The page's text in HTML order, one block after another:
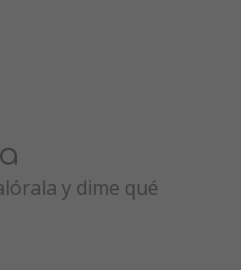
y dime qué